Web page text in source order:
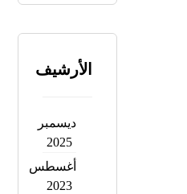
الأرشيف
ديسمبر
2025
أغسطس
2023